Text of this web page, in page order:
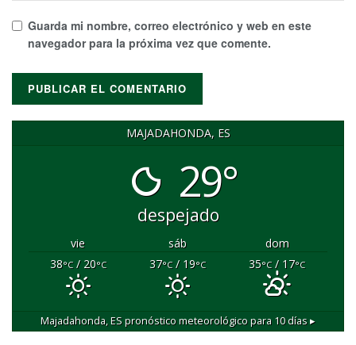
Guarda mi nombre, correo electrónico y web en este
navegador para la próxima vez que comente.
MAJADAHONDA, ES
29°
despejado
vie sáb
dom
38°C/ 20°C 37°C/ 19°C 35°C/ 17°C
Majadahonda, ESpronóstico meteorológico para 10 días ▸